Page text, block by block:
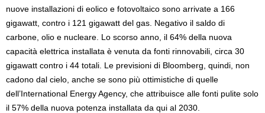
nuove installazioni di eolico e fotovoltaico sono arrivate a 166
gigawatt, contro i 121 gigawatt del gas. Negativo il saldo di
carbone, olio e nucleare. Lo scorso anno, il 64% della nuova
capacità elettrica installata è venuta da fonti rinnovabili, circa 30
gigawatt contro i 44 totali. Le previsioni di Bloomberg, quindi, non
cadono dal cielo, anche se sono più ottimistiche di quelle
dell’International Energy Agency, che attribuisce alle fonti pulite solo
il 57% della nuova potenza installata da qui al 2030.